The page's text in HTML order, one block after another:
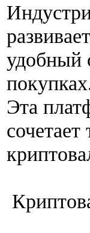
удобный
Эта